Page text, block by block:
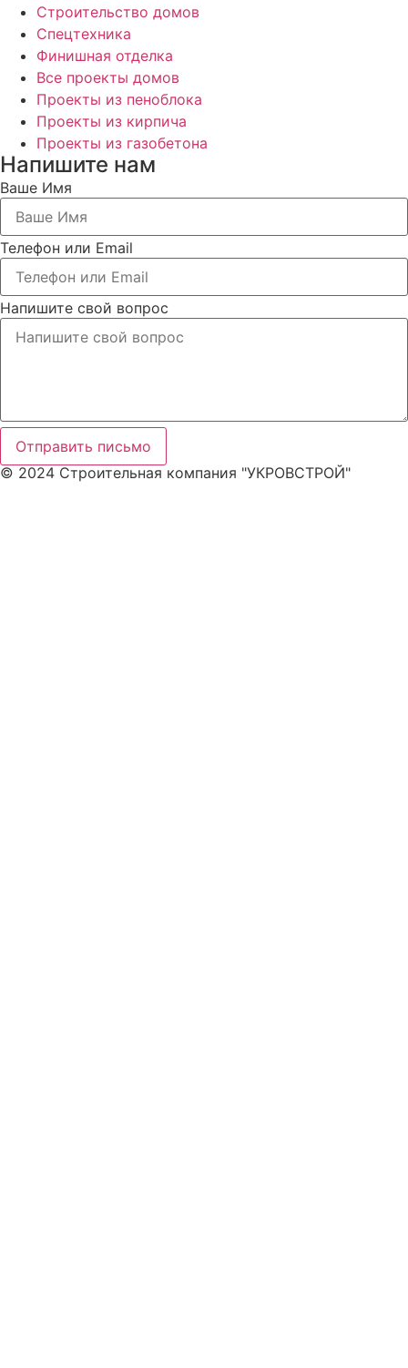
Строительство домов
Спецтехника
Финишная отделка
Все проекты домов
Проекты из пеноблока
Проекты из кирпича
Проекты из газобетона
Напишите нам
Ваше Имя
Телефон или Email
Напишите свой вопрос
Отправить письмо
© 2024 Строительная компания "УКРОВСТРОЙ"